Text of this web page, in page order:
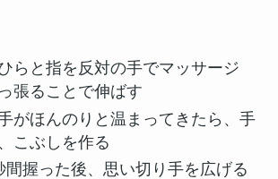
らと指を反対の手でマッサージ
張ることで伸ばす
がほんのりと温まってきたら、手
こぶしを作る
間握った後、思い切り手を広げる